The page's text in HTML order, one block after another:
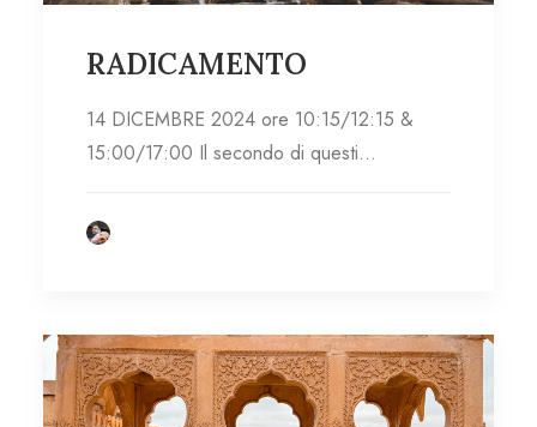
RADICAMENTO
14 DICEMBRE 2024 ore 10:15/12:15 &
15:00/17:00 Il secondo di questi…